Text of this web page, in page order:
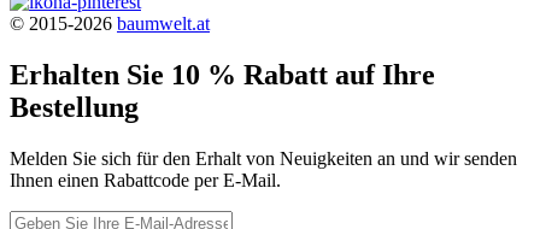
© 2015-2026 baumwelt.at
Erhalten Sie 10 % Rabatt auf Ihre
Bestellung
Melden Sie sich für den Erhalt von Neuigkeiten an und wir senden
Ihnen einen Rabattcode per E-Mail.